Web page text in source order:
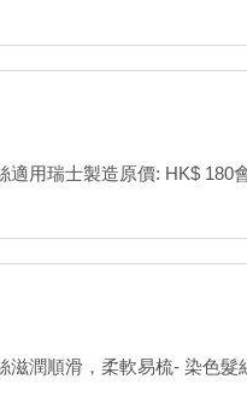
用瑞士製造原價: HK$ 180
潤順滑，柔軟易梳- 染色髮